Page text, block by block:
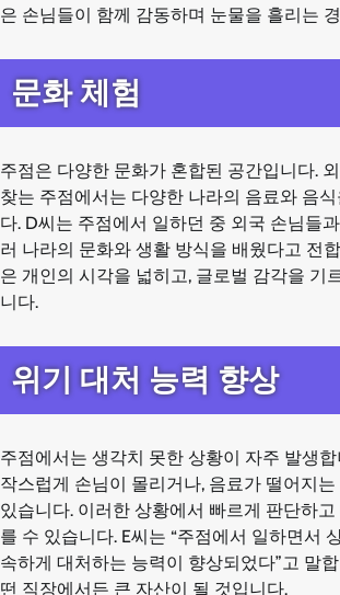
은 손님들이 함께 감동하며 눈물을 흘리는
문화 체험
주점은 다양한 문화가 혼합된 공간입니다.
찾는 주점에서는 다양한 나라의 음료와 음
다. D씨는 주점에서 일하던 중 외국 손님들
러 나라의 문화와 생활 방식을 배웠다고 전
은 개인의 시각을 넓히고, 글로벌 감각을 기
니다.
위기 대처 능력 향상
주점에서는 생각치 못한 상황이 자주 발생
작스럽게 손님이 몰리거나, 음료가 떨어지
있습니다. 이러한 상황에서 빠르게 판단하
를 수 있습니다. E씨는 “주점에서 일하면서
속하게 대처하는 능력이 향상되었다”고 말
떤 직장에서든 큰 자산이 될 것입니다.